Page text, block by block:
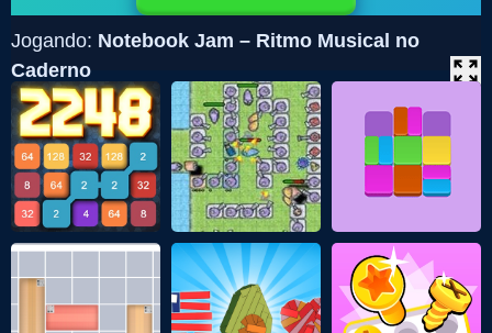
Jogando: Notebook Jam – Ritmo Musical no
Caderno